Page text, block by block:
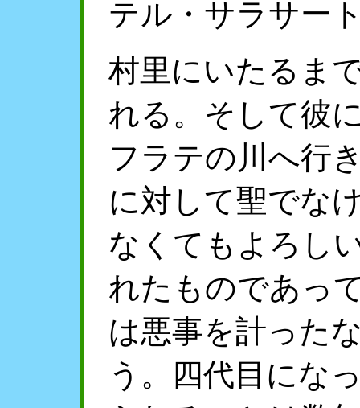
テル・サラサー
村里にいたるま
れる。そして彼
フラテの川へ行
に対して聖でな
なくてもよろし
れたものであっ
は悪事を計った
う。四代目にな